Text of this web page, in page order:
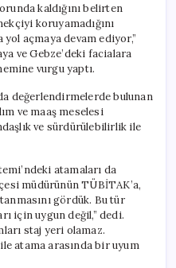
kaldığını belirten
koruyamadığını
açmaya devam ediyor,”
ve Gebze’deki facialara
vurgu yaptı.
değerlendirmelerde bulunan
ve maaş meselesi
ve sürdürülebilirlik ile
atamaları da
müdürünün TÜBİTAK’a,
gördük. Bu tür
için uygun değil,” dedi.
staj yeri olamaz.
atama arasında bir uyum